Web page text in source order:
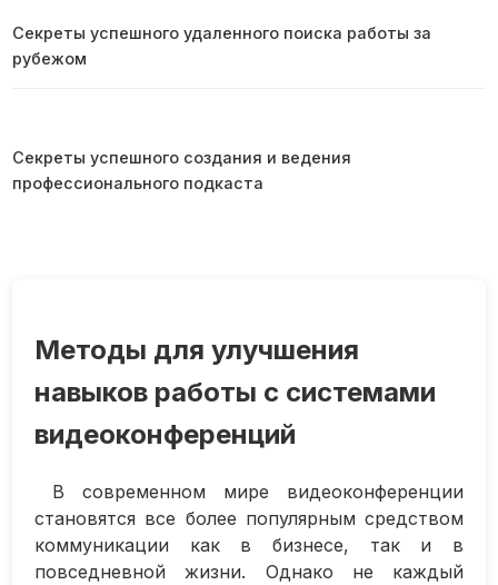
Методы для улучшения
навыков работы с системами
видеоконференций
В современном мире видеоконференции
становятся все более популярным средством
коммуникации как в бизнесе, так и в
повседневной жизни. Однако не каждый
Секреты успешного удаленного поиска работы за
рубежом
Секреты успешного создания и ведения
профессионального подкаста